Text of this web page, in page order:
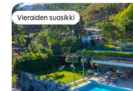
Vieraiden suosikki
Vieraiden suosikki